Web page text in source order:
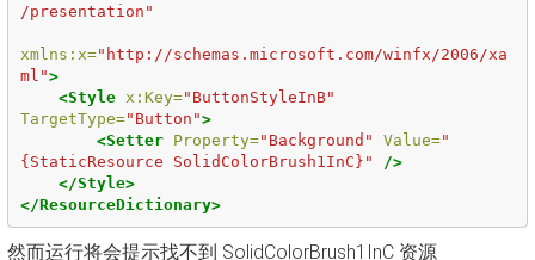
/presentation"
xmlns:x="http://schemas.microsoft.com/winfx/2006/xa
ml">
<Style
x:Key="ButtonStyleInB"
TargetType="Button">
<Setter
Property="Background" Value="
{StaticResource SolidColorBrush1InC}"
/>
</Style>
</ResourceDictionary>
然而运行将会提示找不到 SolidColorBrush1InC 资源